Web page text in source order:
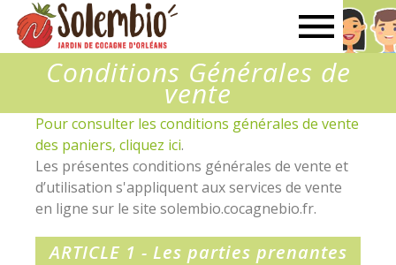
Conditions Générales de
vente
Pour consulter les conditions générales de vente
des paniers, cliquez ici.
Les présentes conditions générales de vente et
d’utilisation s'appliquent aux services de vente
en ligne sur le site solembio.cocagnebio.fr.
ARTICLE 1 - Les parties prenantes